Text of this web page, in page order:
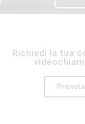
Richiedi la tua